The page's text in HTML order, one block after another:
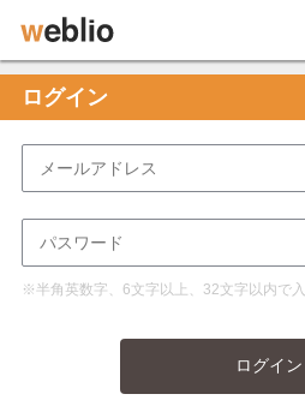
ログイン
※半角英数字、6文字以上、32文字以内で
ログイン